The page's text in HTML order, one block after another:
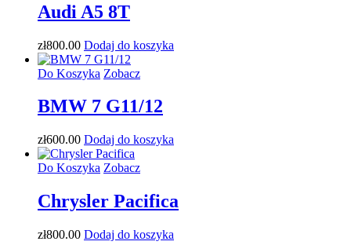
Audi A5 8T
zł800.00 Dodaj do koszyka
Do Koszyka Zobacz
BMW 7 G11/12
zł600.00 Dodaj do koszyka
Do Koszyka Zobacz
Chrysler Pacifica
zł800.00 Dodaj do koszyka